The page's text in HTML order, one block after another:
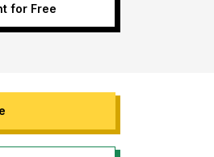
for Free